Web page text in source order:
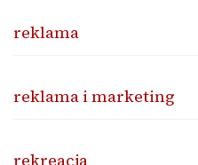
reklama
reklama i marketing
rekreacja